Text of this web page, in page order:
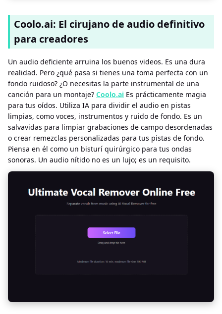
Coolo.ai: El cirujano de audio definitivo
para creadores
Un audio deficiente arruina los buenos videos. Es una dura
realidad. Pero ¿qué pasa si tienes una toma perfecta con un
fondo ruidoso? ¿O necesitas la parte instrumental de una
canción para un montaje? Coolo.ai Es prácticamente magia
para tus oídos. Utiliza IA para dividir el audio en pistas
limpias, como voces, instrumentos y ruido de fondo. Es un
salvavidas para limpiar grabaciones de campo desordenadas
o crear remezclas personalizadas para tus pistas de fondo.
Piensa en él como un bisturí quirúrgico para tus ondas
sonoras. Un audio nítido no es un lujo; es un requisito.